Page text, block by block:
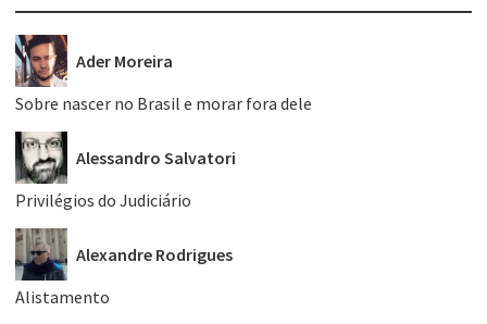
Ader Moreira
Sobre nascer no Brasil e morar fora dele
Alessandro Salvatori
Privilégios do Judiciário
Alexandre Rodrigues
Alistamento